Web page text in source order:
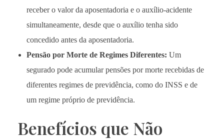
receber o valor da aposentadoria e o auxílio-acidente
simultaneamente, desde que o auxílio tenha sido
concedido antes da aposentadoria.
Pensão por Morte de Regimes Diferentes: Um
segurado pode acumular pensões por morte recebidas de
diferentes regimes de previdência, como do INSS e de
um regime próprio de previdência.
Benefícios que Não